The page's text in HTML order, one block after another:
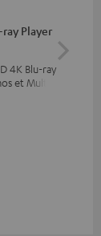
Player
4K Blu-ray
et Multi
et